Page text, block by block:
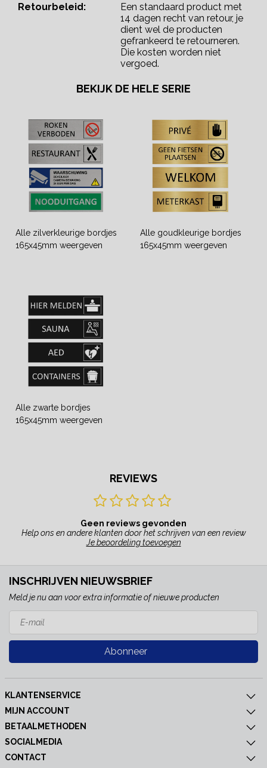
Retourbeleid:
Een standaard product met
14 dagen recht van retour, je
dient wel de producten
gefrankeerd te retourneren.
Die kosten worden niet
vergoed.
BEKIJK DE HELE SERIE
Alle zilverkleurige bordjes
165x45mm weergeven
Alle goudkleurige bordjes
165x45mm weergeven
Alle zwarte bordjes
165x45mm weergeven
REVIEWS
Geen reviews gevonden
Help ons en andere klanten door het schrijven van een review
Je beoordeling toevoegen
INSCHRIJVEN NIEUWSBRIEF
Meld je nu aan voor extra informatie of nieuwe producten
Abonneer
KLANTENSERVICE
MIJN ACCOUNT
BETAALMETHODEN
SOCIALMEDIA
CONTACT